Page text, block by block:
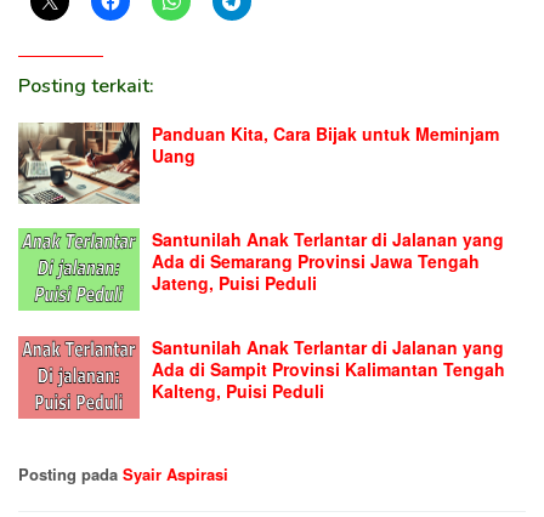
Posting terkait:
Panduan Kita, Cara Bijak untuk Meminjam
Uang
Santunilah Anak Terlantar di Jalanan yang
Ada di Semarang Provinsi Jawa Tengah
Jateng, Puisi Peduli
Santunilah Anak Terlantar di Jalanan yang
Ada di Sampit Provinsi Kalimantan Tengah
Kalteng, Puisi Peduli
Posting pada Syair Aspirasi